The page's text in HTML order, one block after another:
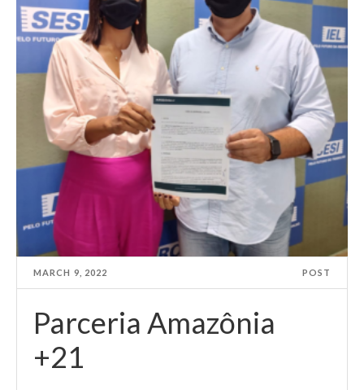
MARCH 9, 2022 POST
Parceria Amazônia
+21